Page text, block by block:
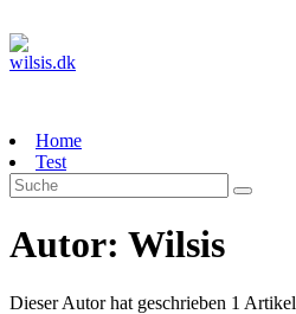
Inhalt
springen
Home
Test
Autor: Wilsis
Dieser Autor hat geschrieben 1 Artikel